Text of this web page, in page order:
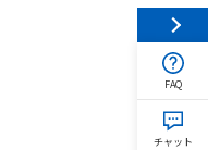
FAQ
チャット